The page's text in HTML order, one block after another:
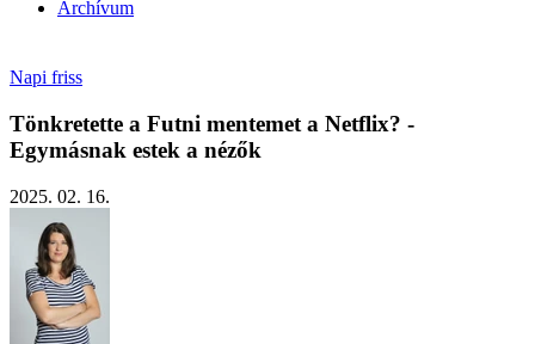
Archívum
Napi friss
Tönkretette a Futni mentemet a Netflix? -
Egymásnak estek a nézők
2025. 02. 16.